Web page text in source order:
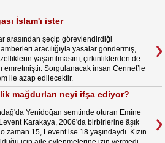
İslam'ı ister
arasından şeçip görevlendirdiği
aracılığıyla yasalar göndermiş,
yaşanılmasını, çirkinliklerden de
emretmiştir. Sorgulanacak insan Cennet’le
ile azap edilecektir.
mağdurları neyi ifşa ediyor?
Yenidoğan semtinde oturan Emine
Karakaya, 2006'da birbirlerine âşık
zaman 15, Levent ise 18 yaşındaydı. Kızın